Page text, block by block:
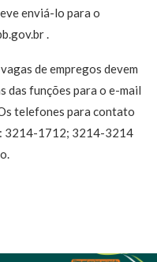
enviá-lo para o
.
de empregos devem
das funções para o e-mail
telefones para contato
3214-1712; 3214-3214